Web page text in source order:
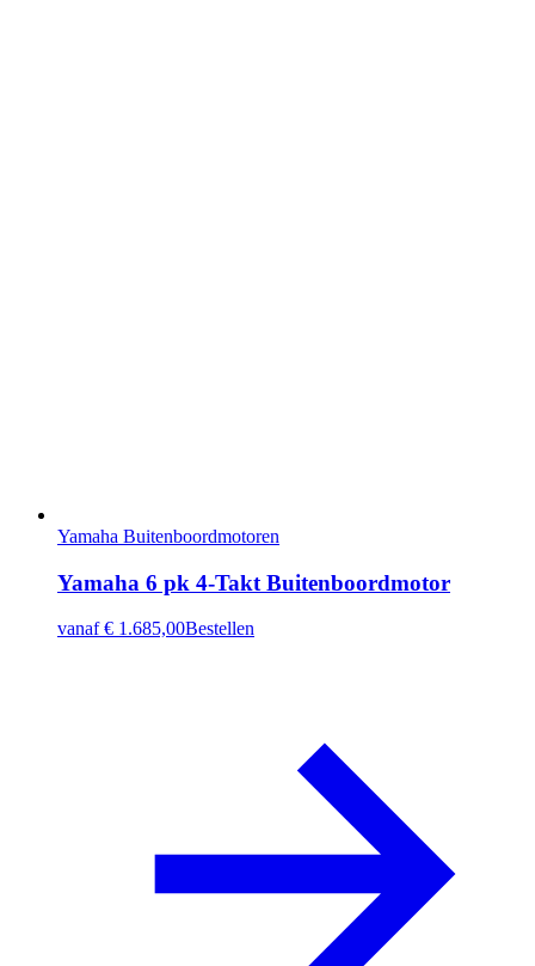
Yamaha Buitenboordmotoren
Yamaha 6 pk 4-Takt Buitenboordmotor
vanaf € 1.685,00Bestellen